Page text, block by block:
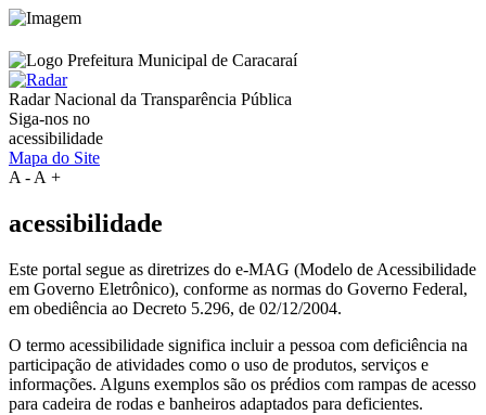
Radar Nacional da Transparência Pública
Siga-nos no
acessibilidade
Mapa do Site
A-A +
acessibilidade
Este portal segue as diretrizes do e-MAG (Modelo de Acessibilidade
em Governo Eletrônico), conforme as normas do Governo Federal,
em obediência ao Decreto 5.296, de 02/12/2004.
O termo acessibilidade significa incluir a pessoa com deficiência na
participação de atividades como o uso de produtos, serviços e
informações. Alguns exemplos são os prédios com rampas de acesso
para cadeira de rodas e banheiros adaptados para deficientes.